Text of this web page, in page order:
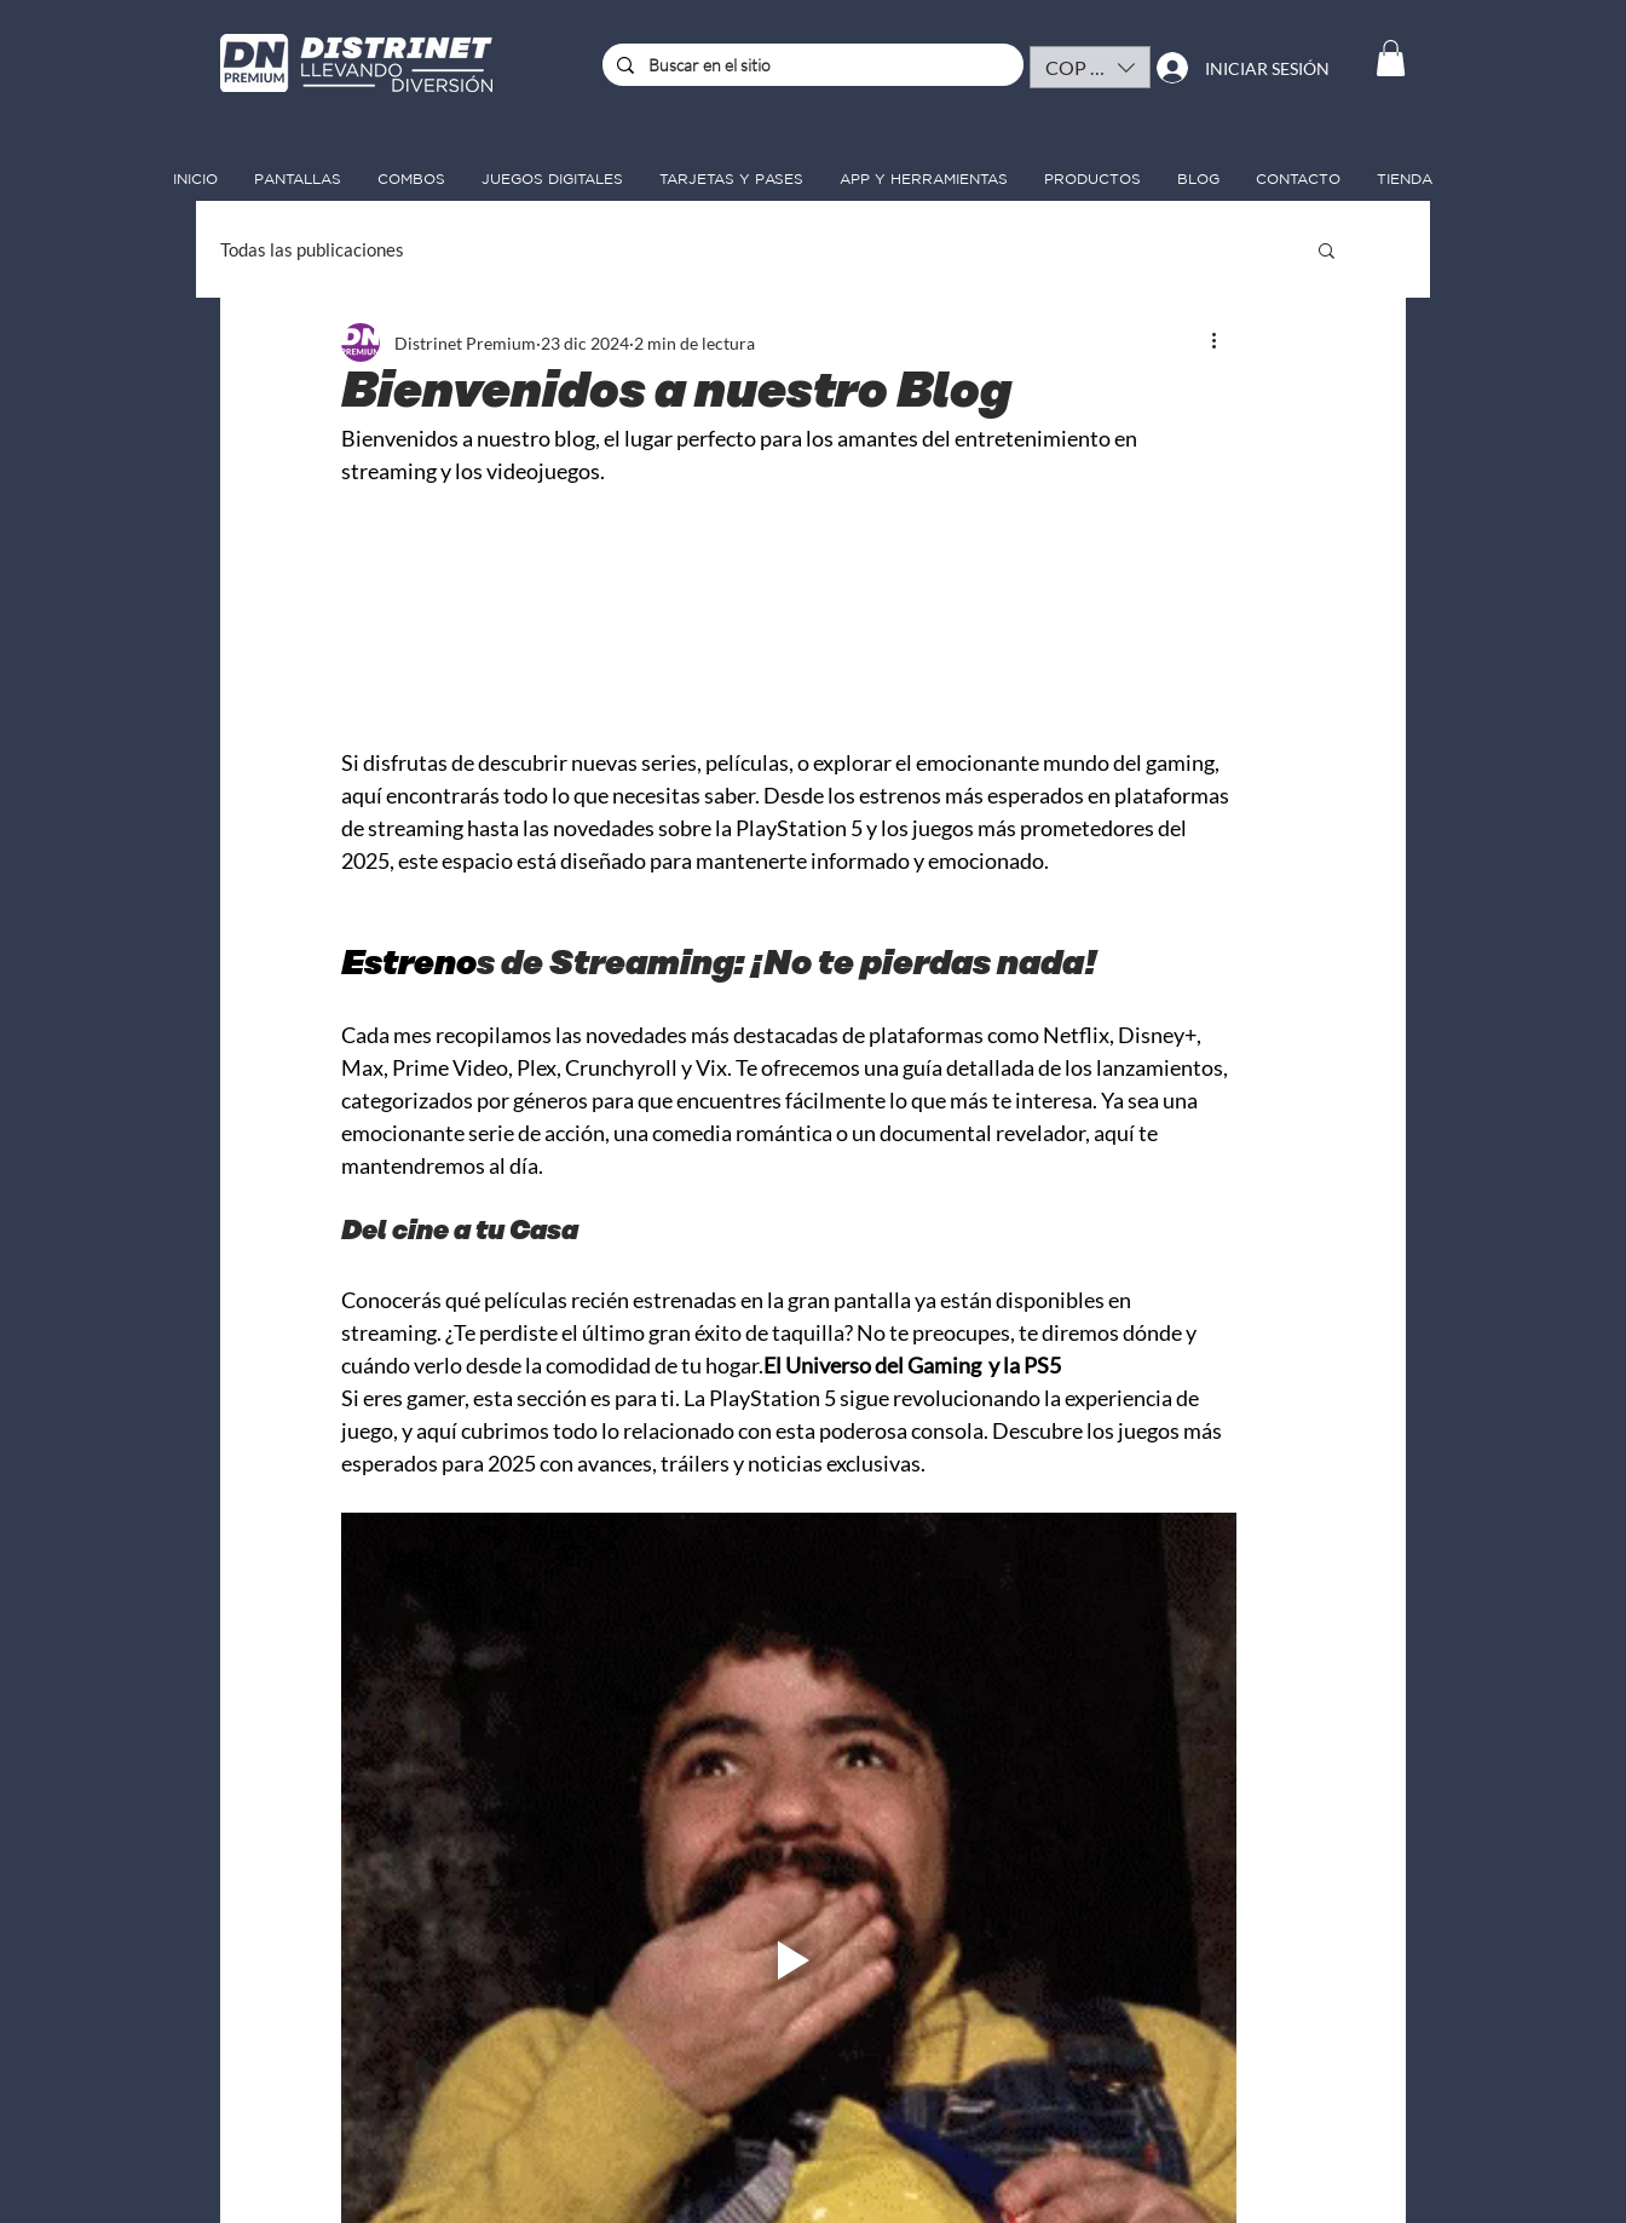
INICIAR SESIÓN
COP ($)
INICIO PANTALLAS COMBOS JUEGOS DIGITALES TARJETAS Y PASES APP Y HERRAMIENTAS PRODUCTOS BLOG CONTACTO TIENDA
Todas las publicaciones
Bienvenidos a nuestro Blog
Distrinet Premium 23 dic 2024 2 min de lectura
Bienvenidos a nuestro blog, el lugar perfecto para los amantes del entretenimiento en
streaming y los videojuegos.
Si disfrutas de descubrir nuevas series, películas, o explorar el emocionante mundo del gaming,
aquí encontrarás todo lo que necesitas saber. Desde los estrenos más esperados en plataformas
de streaming hasta las novedades sobre la PlayStation 5 y los juegos más prometedores del
2025, este espacio está diseñado para mantenerte informado y emocionado.
Estrenos de Streaming: ¡No te pierdas nada!
Cada mes recopilamos las novedades más destacadas de plataformas como Netflix, Disney+,
Max, Prime Video, Plex, Crunchyroll y Vix. Te ofrecemos una guía detallada de los lanzamientos,
categorizados por géneros para que encuentres fácilmente lo que más te interesa. Ya sea una
emocionante serie de acción, una comedia romántica o un documental revelador, aquí te
mantendremos al día.
Del cine a tu Casa
Conocerás qué películas recién estrenadas en la gran pantalla ya están disponibles en
streaming. ¿Te perdiste el último gran éxito de taquilla? No te preocupes, te diremos dónde y
cuándo verlo desde la comodidad de tu hogar.El Universo del Gaming  y la PS5
Si eres gamer, esta sección es para ti. La PlayStation 5 sigue revolucionando la experiencia de
juego, y aquí cubrimos todo lo relacionado con esta poderosa consola. Descubre los juegos más
esperados para 2025 con avances, tráilers y noticias exclusivas.